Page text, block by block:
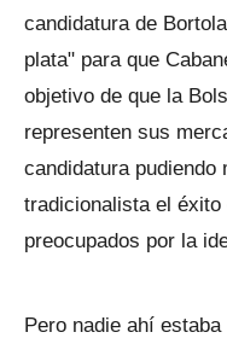
candidatura de
plata" para que
objetivo de que la
representen sus
candidatura pudiendo
tradicionalista el
preocupados por la
Pero nadie ahí